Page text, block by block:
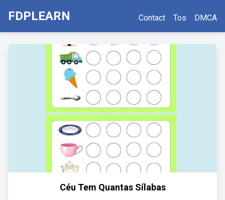
FDPLEARN Contact Tos DMCA
Céu Tem Quantas Sílabas